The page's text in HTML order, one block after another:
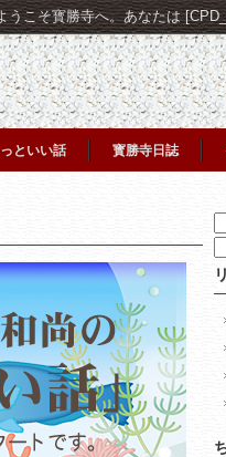
うこそ寳勝寺へ。あなたは
といい話 寳勝寺日誌
索: